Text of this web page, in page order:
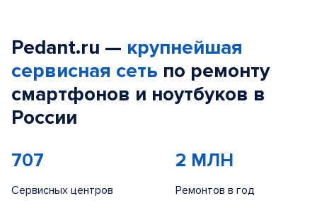
Pedant.ru — крупнейшая
сервисная сеть по ремонту
смартфонов и ноутбуков в
России
707
Сервисных центров
2 МЛН
Ремонтов в год